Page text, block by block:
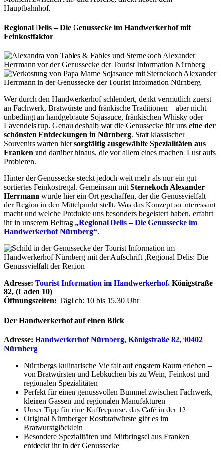
Hauptbahnhof.
Regional Delis – Die Genussecke im Handwerkerhof mit
Feinkostfaktor
Wer durch den Handwerkerhof schlendert, denkt vermutlich zuerst
an Fachwerk, Bratwürste und fränkische Traditionen – aber nicht
unbedingt an handgebraute Sojasauce, fränkischen Whisky oder
Lavendelsirup. Genau deshalb war die Genussecke für uns eine der
schönsten Entdeckungen in Nürnberg. Statt klassischer
Souvenirs warten hiersorgfältig ausgewählte Spezialitäten aus
Franken und darüber hinaus, die vor allem eines machen: Lust aufs
Probieren.
Hinter der Genussecke steckt jedoch weit mehr als nur ein gut
sortiertes Feinkostregal. Gemeinsam mit Sternekoch Alexander
Herrmann wurde hier ein Ort geschaffen, der die Genussvielfalt
der Region in den Mittelpunkt stellt. Was das Konzept so interessant
macht und welche Produkte uns besonders begeistert haben, erfahrt
ihr in unserem Beitrag „Regional Delis – Die Genussecke im
Handwerkerhof Nürnberg“.
Adresse: Tourist Information im Handwerkerhof, Königstraße
82, (Laden 10)
Öffnungszeiten: Täglich: 10 bis 15.30 Uhr
Der Handwerkerhof auf einen Blick
Adresse: Handwerkerhof Nürnberg, Königstraße 82, 90402
Nürnberg
Nürnbergs kulinarische Vielfalt auf engstem Raum erleben –
von Bratwürsten und Lebkuchen bis zu Wein, Feinkost und
regionalen Spezialitäten
Perfekt für einen genussvollen Bummel zwischen Fachwerk,
kleinen Gassen und regionalen Manufakturen
Unser Tipp für eine Kaffeepause: das Café in der 12
Original Nürnberger Rostbratwürste gibt es im
Bratwurstglöcklein
Besondere Spezialitäten und Mitbringsel aus Franken
entdeckt ihr in der Genussecke